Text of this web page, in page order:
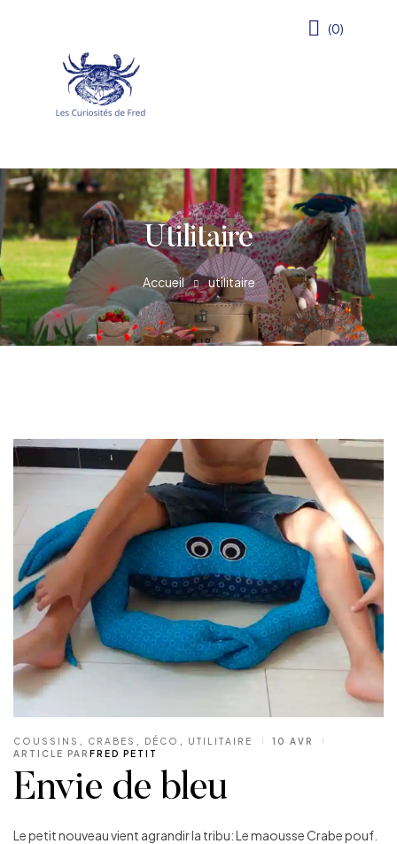
(0)
Utilitaire
Accueil utilitaire
COUSSINS CRABES DÉCO UTILITAIRE
10 AVR
ARTICLE PAR FRED PETIT
Envie de bleu
Le petit nouveau vient agrandir la tribu: Le maousse Crabe pouf.